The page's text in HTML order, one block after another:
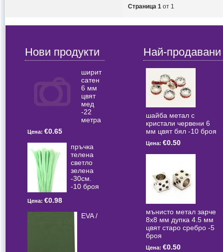
Страница 1 от 1
Нови продукти
ширит
сатен
6 мм
цвят
мед
-22
метра
Цена: €0.65
пръчка
телена
светлo
зелена
-30см.
-10 броя
Цена: €0.98
EVA /
Най-продавани
шайба метал с
кристали червени 6
мм цвят бял -10 броя
Цена: €0.50
мънисто метал зарче
8x8 мм дупка 4.5 мм
цвят старо сребро -5
броя
Цена: €0.50